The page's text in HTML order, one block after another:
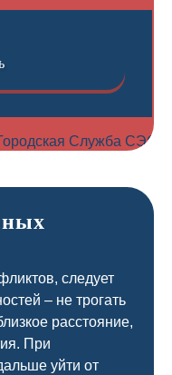
следует
– не трогать
расстояние,
При
уйти от